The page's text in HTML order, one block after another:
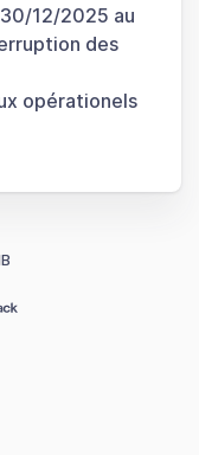
12/2025 au
des
opérationels